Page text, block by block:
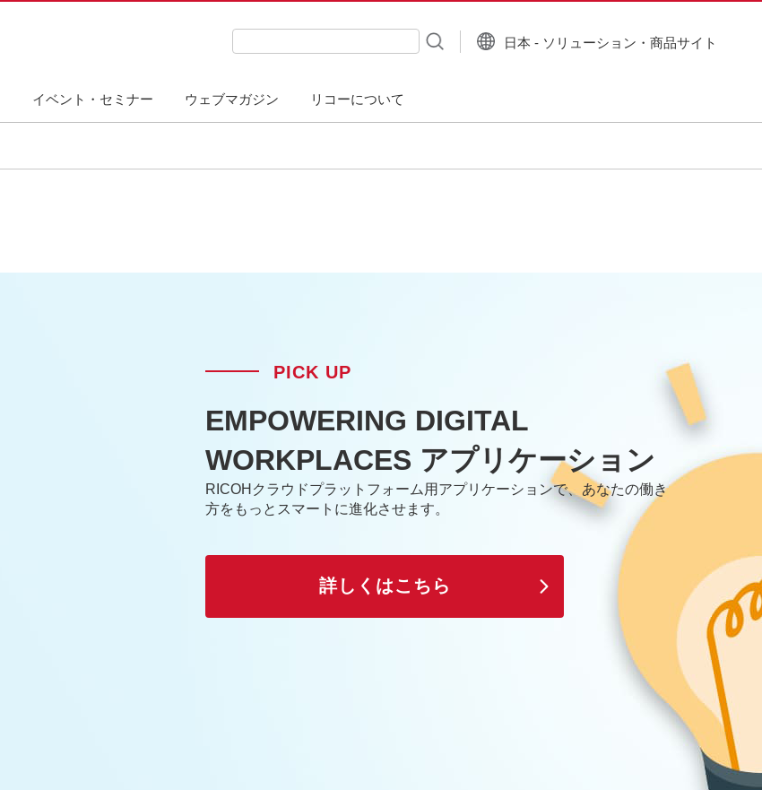
イベント・セミナー ウェブマガジン リコーについて
検索キーワード入力
日本 - ソリューション・商品サイト
PICK UP
EMPOWERING DIGITAL
WORKPLACES アプリケーション
RICOHクラウドプラットフォーム用アプリケーションで、あなたの働き
方をもっとスマートに進化させます。
詳しくはこちら